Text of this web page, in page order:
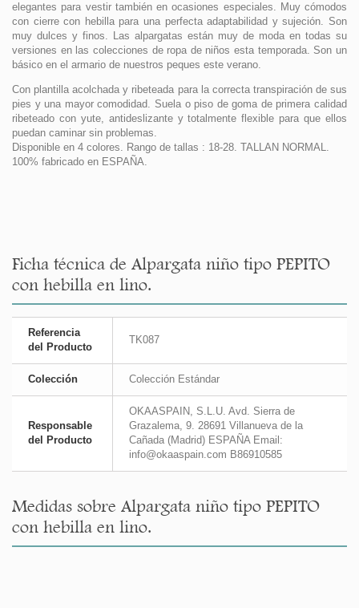
elegantes para vestir también en ocasiones especiales. Muy cómodos
con cierre con hebilla para una perfecta adaptabilidad y sujeción. Son
muy dulces y finos. Las alpargatas están muy de moda en todas su
versiones en las colecciones de ropa de niños esta temporada. Son un
básico en el armario de nuestros peques este verano.
Con plantilla acolchada y ribeteada para la correcta transpiración de sus
pies y una mayor comodidad. Suela o piso de goma de primera calidad
ribeteado con yute, antideslizante y totalmente flexible para que ellos
puedan caminar sin problemas.
Disponible en 4 colores. Rango de tallas : 18-28. TALLAN NORMAL.
100% fabricado en ESPAÑA.
Ficha técnica de Alpargata niño tipo PEPITO
con hebilla en lino.
Referencia
del Producto
TK087
Colección Colección Estándar
Responsable
del Producto
OKAASPAIN, S.L.U. Avd. Sierra de
Grazalema, 9. 28691 Villanueva de la
Cañada (Madrid) ESPAÑA Email:
info@okaaspain.com B86910585
Medidas sobre Alpargata niño tipo PEPITO
con hebilla en lino.